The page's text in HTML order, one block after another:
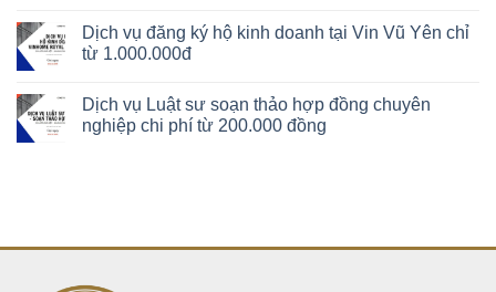
Dịch vụ đăng ký hộ kinh doanh tại Vin Vũ Yên chỉ
từ 1.000.000đ
Dịch vụ Luật sư soạn thảo hợp đồng chuyên
nghiệp chi phí từ 200.000 đồng